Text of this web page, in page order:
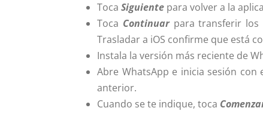
Toca Siguiente para volver a la
Toca Continuar para transferir
Trasladar a iOS confirme que está
Instala la versión más reciente de
Abre WhatsApp e inicia sesión
anterior.
Cuando se te indique, toca